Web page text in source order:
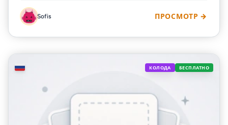
Sofis ПРОСМОТР →
🇷🇺 КОЛОДА БЕСПЛАТНО